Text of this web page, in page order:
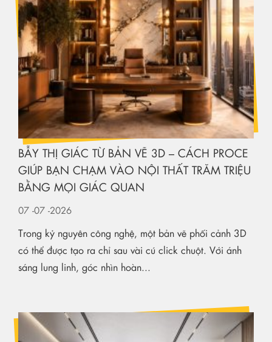
BẪY THỊ GIÁC TỪ BẢN VẼ 3D – CÁCH PROCE
GIÚP BẠN CHẠM VÀO NỘI THẤT TRĂM TRIỆU
BẰNG MỌI GIÁC QUAN
07 -07 -2026
Trong kỷ nguyên công nghệ, một bản vẽ phối cảnh 3D
có thể được tạo ra chỉ sau vài cú click chuột. Với ánh
sáng lung linh, góc nhìn hoàn...